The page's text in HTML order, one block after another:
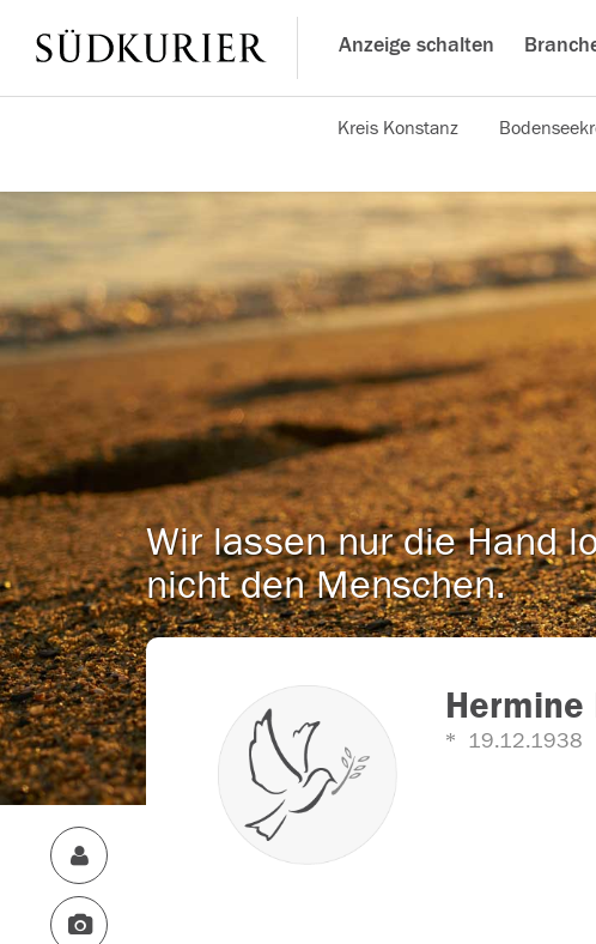
Anzeige schalten
Kreis Konstanz
Wir lassen nur die Hand
nicht den Menschen.
Hermine
19.12.1938